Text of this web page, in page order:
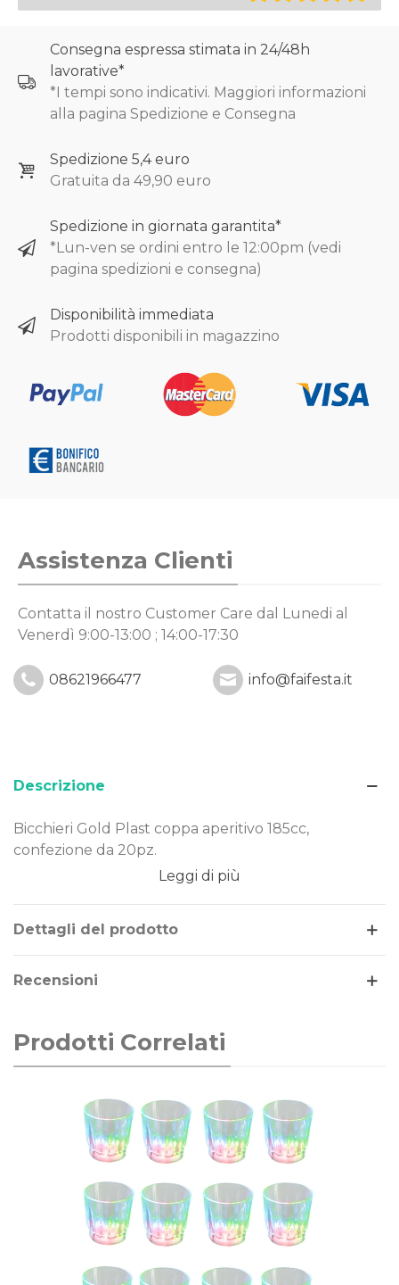
Consegna espressa stimata in 24/48h
lavorative*
*I tempi sono indicativi. Maggiori informazioni
alla pagina Spedizione e Consegna
Spedizione 5,4 euro
Gratuita da 49,90 euro
Spedizione in giornata garantita*
*Lun-ven se ordini entro le 12:00pm (vedi
pagina spedizioni e consegna)
Disponibilità immediata
Prodotti disponibili in magazzino
Assistenza Clienti
Contatta il nostro Customer Care dal Lunedi al
Venerdì 9:00-13:00 ; 14:00-17:30
08621966477 info@faifesta.it
Descrizione
Bicchieri Gold Plast coppa aperitivo 185cc,
confezione da 20pz.
Tema/Colore: trasparente
Confezione da: 20pz
Leggi di più
Dettagli del prodotto
Recensioni
Prodotti Correlati